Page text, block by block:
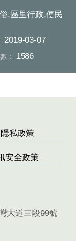
,區里行政,便民
2019-03-07
： 1586
隱私政策
安全政策
大道三段99號